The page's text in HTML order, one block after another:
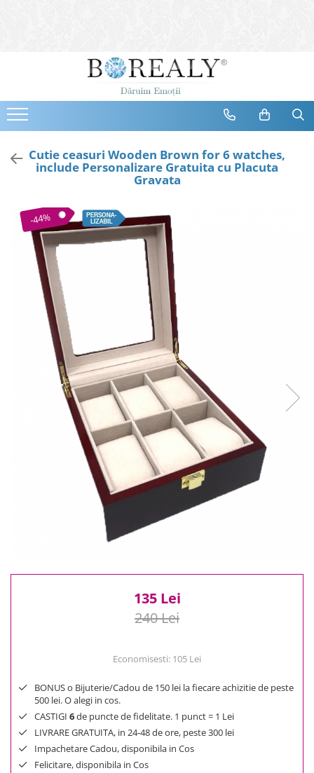
Bijuterii
Cercei
Bratari
Coliere
Seturi
Tiare
Destinatari
Bijuterii Femei
Bijuterii Copii
Bijuterii Mirese
Selectii
Reduceri
Cele mai noi
Cele mai vandute
Cele mai votate
0 Lei - 100 Lei
100 Lei - 200 Lei
200 Lei - 300 Lei
Cutie ceasuri Wooden Brown for 6 watches,
include Personalizare Gratuita cu Placuta
Gravata
-44%
135 Lei
240 Lei
Economisesti: 105 Lei
BONUS o Bijuterie/Cadou de 150 lei la fiecare achizitie de peste
500 lei. O alegi in cos.
CASTIGI 6de puncte de fidelitate. 1 punct = 1 Lei
LIVRARE GRATUITA, in 24-48 de ore, peste 300 lei
Impachetare Cadou, disponibila in Cos
Felicitare, disponibila in Cos